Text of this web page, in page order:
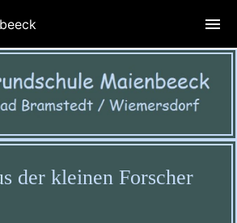
der kleinen Forscher